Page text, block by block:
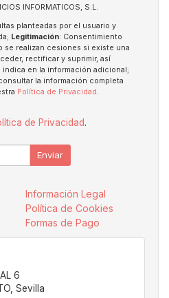
INFORMATICOS, S.L.
planteadas por el usuario y
Legitimación: Consentimiento
se realizan cesiones si existe una
rectificar y suprimir, así
en la información adicional;
la información completa
Política de Privacidad.
de Privacidad.
Enviar
Información Legal
Política de Cookies
Formas de Pago
6
Sevilla